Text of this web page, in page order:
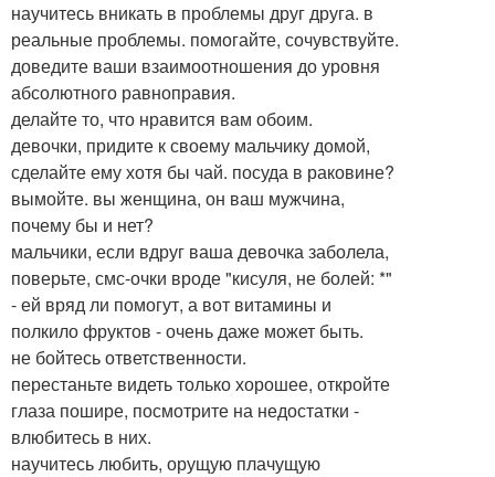
научитесь вникать в проблемы друг друга. в
реальные проблемы. помогайте, сочувствуйте.
доведите ваши взаимоотношения до уровня
абсолютного равноправия.
делайте то, что нравится вам обоим.
девочки, придите к своему мальчику домой,
сделайте ему хотя бы чай. посуда в раковине?
вымойте. вы женщина, он ваш мужчина,
почему бы и нет?
мальчики, если вдруг ваша девочка заболела,
поверьте, смс-очки вроде "кисуля, не болей: *"
- ей вряд ли помогут, а вот витамины и
полкило фруктов - очень даже может быть.
не бойтесь ответственности.
перестаньте видеть только хорошее, откройте
глаза пошире, посмотрите на недостатки -
влюбитесь в них.
научитесь любить, орущую плачущую